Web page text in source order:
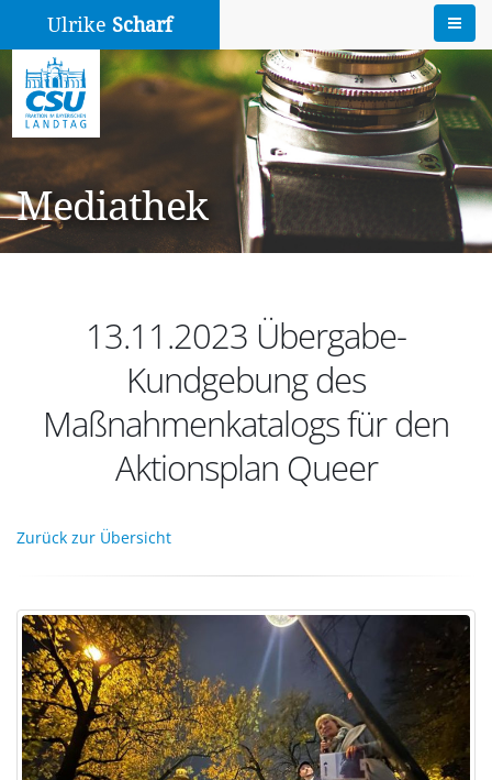
Ulrike Scharf
Mediathek
13.11.2023 Übergabe-
Kundgebung des
Maßnahmenkatalogs für den
Aktionsplan Queer
Zurück zur Übersicht